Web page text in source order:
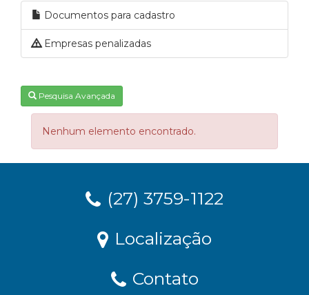
Documentos para cadastro
Empresas penalizadas
Pesquisa Avançada
Nenhum elemento encontrado.
(27) 3759-1122
Localização
Contato